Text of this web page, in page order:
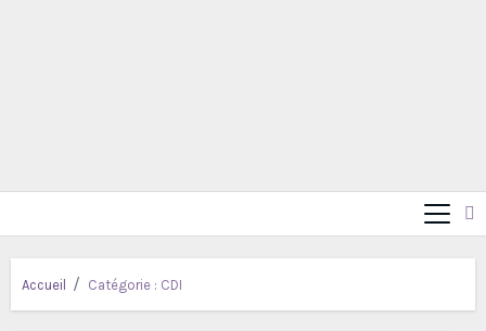
Accueil Catégorie : CDI